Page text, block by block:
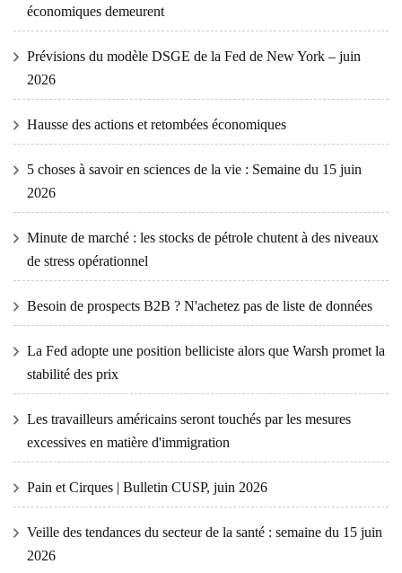
économiques demeurent
Prévisions du modèle DSGE de la Fed de New York – juin
2026
Hausse des actions et retombées économiques
5 choses à savoir en sciences de la vie : Semaine du 15 juin
2026
Minute de marché : les stocks de pétrole chutent à des niveaux
de stress opérationnel
Besoin de prospects B2B ? N'achetez pas de liste de données
La Fed adopte une position belliciste alors que Warsh promet la
stabilité des prix
Les travailleurs américains seront touchés par les mesures
excessives en matière d'immigration
Pain et Cirques | Bulletin CUSP, juin 2026
Veille des tendances du secteur de la santé : semaine du 15 juin
2026